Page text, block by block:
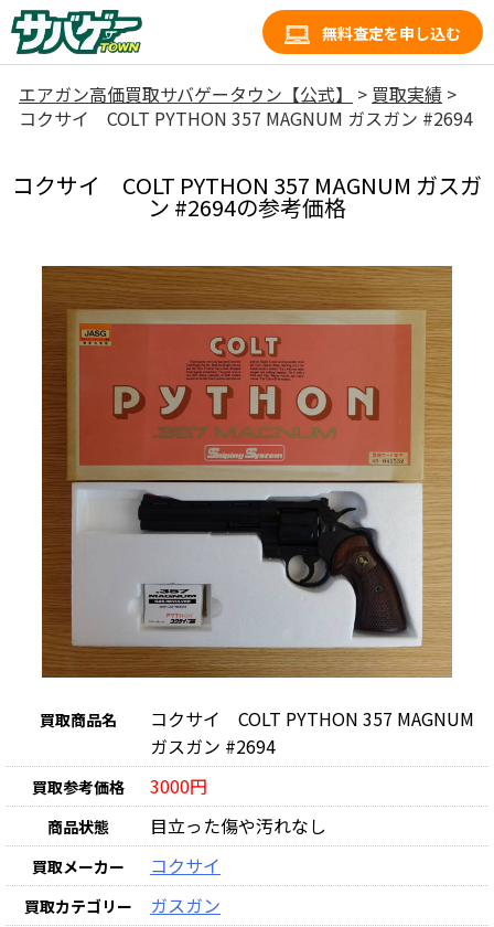
無料査定を申し込む
エアガン高価買取サバゲータウン【公式】 > 買取実績 >
コクサイ COLT PYTHON 357 MAGNUM ガスガン #2694
コクサイ COLT PYTHON 357 MAGNUM ガスガ
ン #2694の参考価格
買取商品名
コクサイ COLT PYTHON 357 MAGNUM
ガスガン #2694
買取参考価格 3000円
商品状態 目立った傷や汚れなし
買取メーカー コクサイ
買取カテゴリー ガスガン